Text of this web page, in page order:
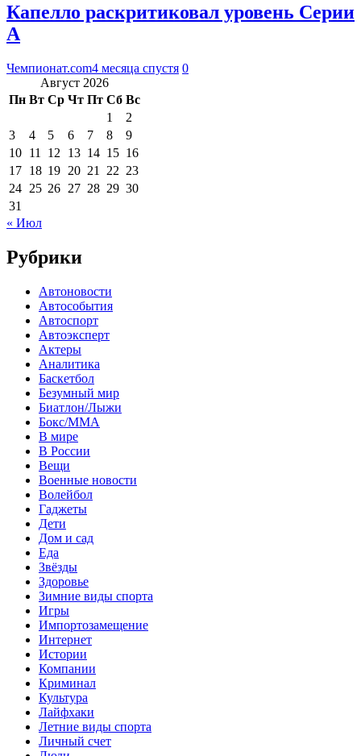
Капелло раскритиковал уровень Серии
А
Чемпионат.com4 месяца спустя 0
Август 2026
Пн Вт Ср Чт Пт Сб Вс
1
2
3
4 5 6 7 8
9
10 11 12 13 14 15 16
17 18 19 20 21 22 23
24 25 26 27 28 29 30
31
« Июл
Рубрики
Автоновости
Автособытия
Автоспорт
Автоэксперт
Актеры
Аналитика
Баскетбол
Безумный мир
Биатлон/Лыжи
Бокс/MMA
В мире
В России
Вещи
Военные новости
Волейбол
Гаджеты
Дети
Дом и сад
Еда
Звёзды
Здоровье
Зимние виды спорта
Игры
Импортозамещение
Интернет
Истории
Компании
Криминал
Культура
Лайфхаки
Летние виды спорта
Личный счет